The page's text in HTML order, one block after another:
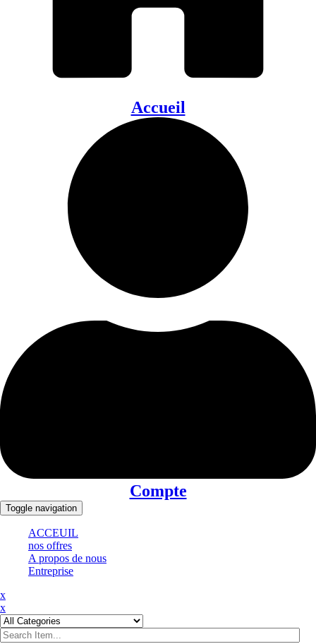
Accueil
Compte
Toggle navigation
ACCEUIL
nos offres
A propos de nous
Entreprise
x
x